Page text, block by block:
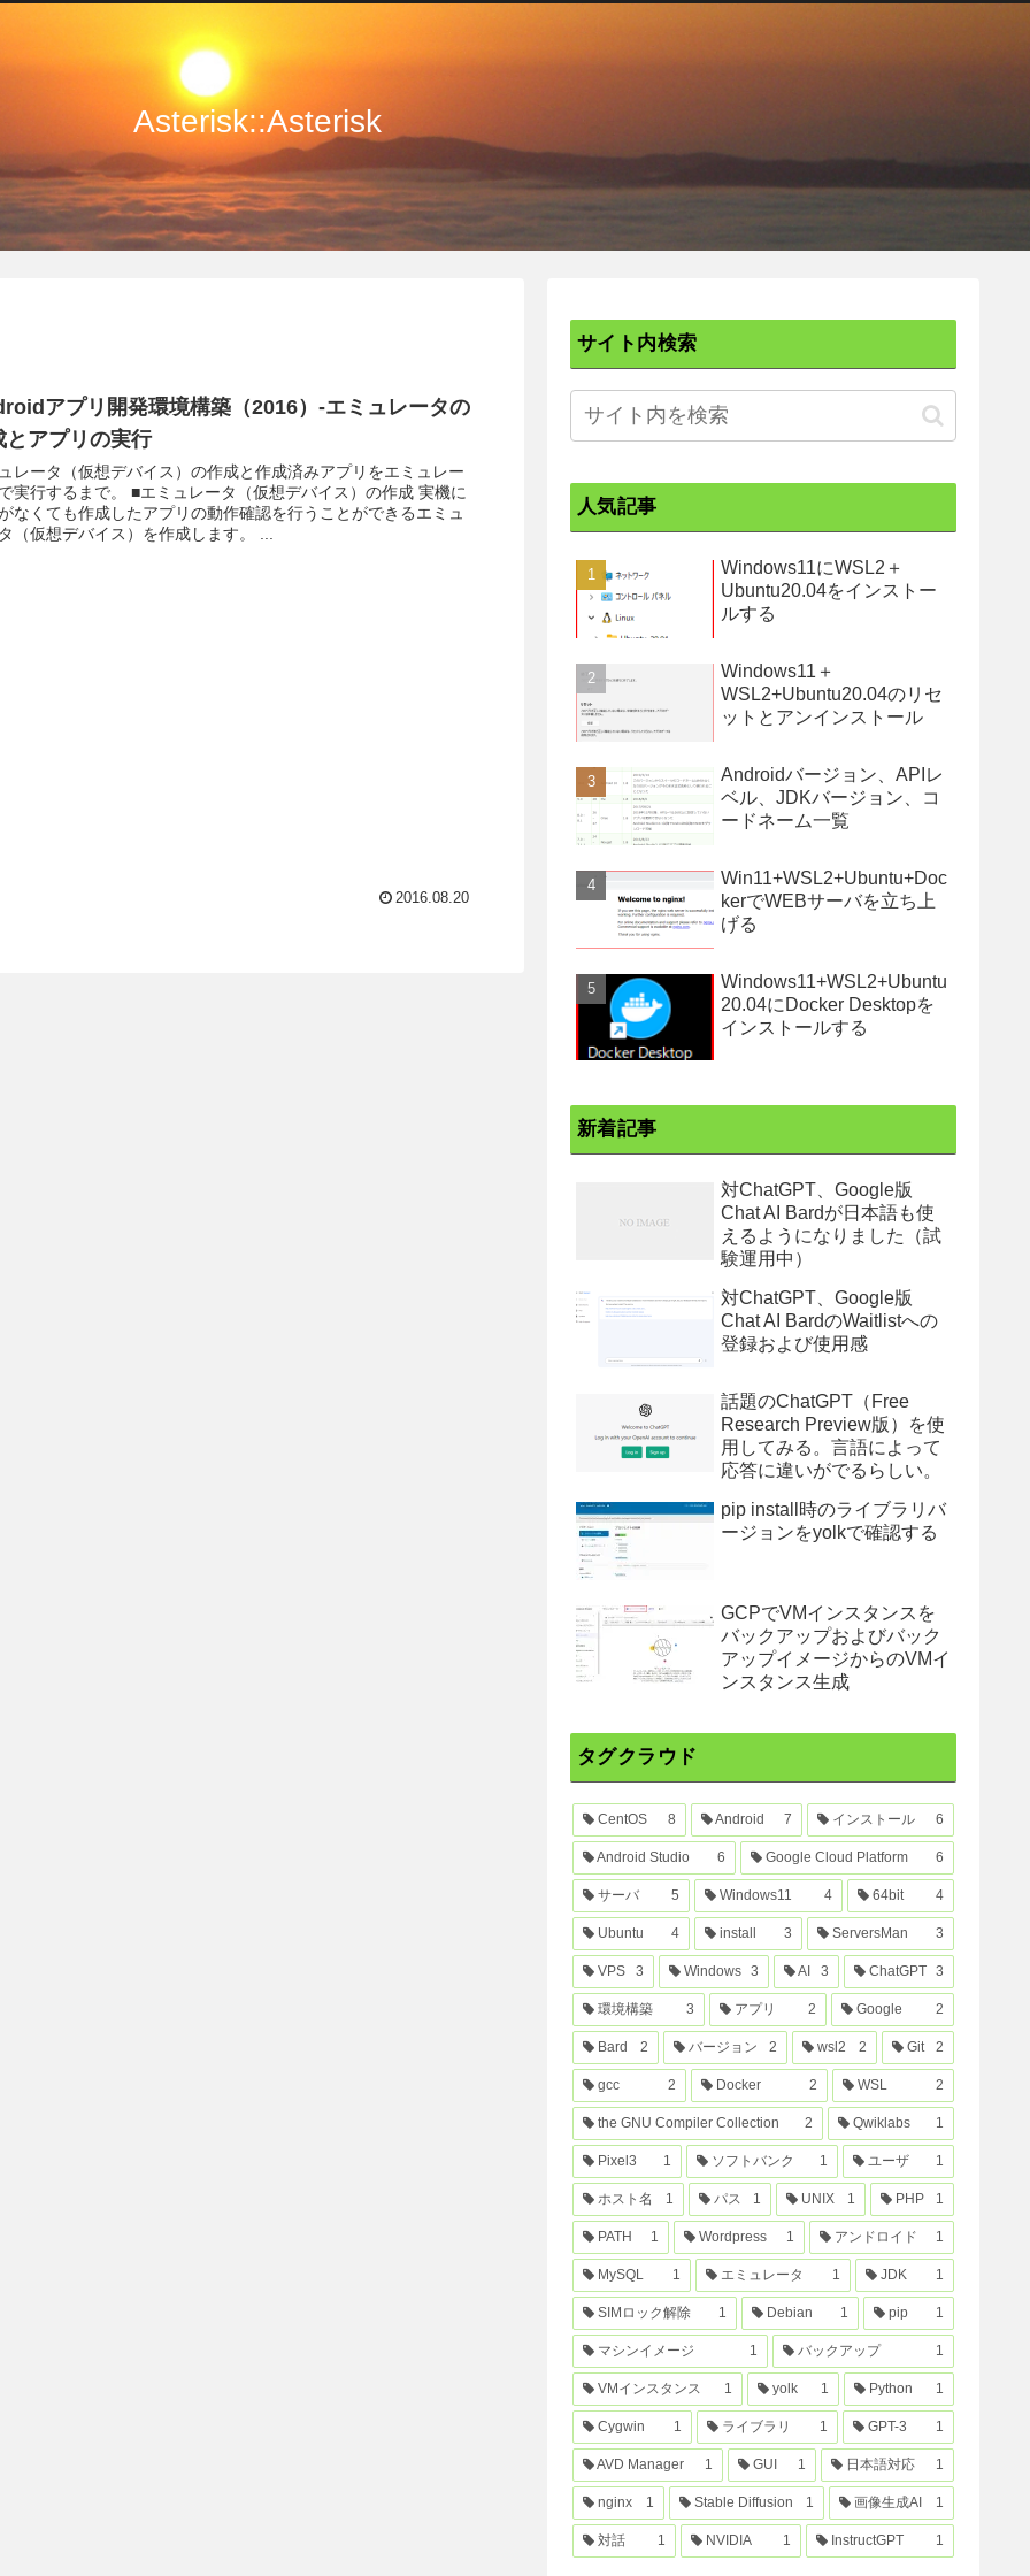
Asterisk::Asterisk
アプリ開発環境構築（2016）-エミュレータの
とアプリの実行
レータ（仮想デバイス）の作成と作成済みアプリをエミュレー
で。 ■エミュレータ（仮想デバイス）の作成 実機に
なくても作成したアプリの動作確認を行うことができるエミュ
（仮想デバイス）を作成します。 ...
2016.08.20
サイト内検索
人気記事
Windows11にWSL2＋
Ubuntu20.04をインストー
ルする
Windows11＋
WSL2+Ubuntu20.04のリセ
ットとアンインストール
Androidバージョン、APIレ
ベル、JDKバージョン、コ
ードネーム一覧
Win11+WSL2+Ubuntu+Doc
kerでWEBサーバを立ち上
げる
Windows11+WSL2+Ubuntu
20.04にDocker Desktopを
インストールする
新着記事
対ChatGPT、Google版
Chat AI Bardが日本語も使
えるようになりました（試
験運用中）
対ChatGPT、Google版
Chat AI BardのWaitlistへの
登録および使用感
話題のChatGPT（Free
Research Preview版）を使
用してみる。言語によって
応答に違いがでるらしい。
pip install時のライブラリバ
ージョンをyolkで確認する
GCPでVMインスタンスを
バックアップおよびバック
アップイメージからのVMイ
ンスタンス生成
タグクラウド
CentOS 8 Android 7 インストール 6
Android Studio 6 Google Cloud Platform 6
サーバ 5 Windows11 4 64bit 4
Ubuntu 4 install 3 ServersMan 3
VPS 3 Windows 3 AI 3 ChatGPT 3
環境構築 3 アプリ 2 Google 2
Bard 2 バージョン 2 wsl2 2 Git 2
gcc 2 Docker 2 WSL 2
the GNU Compiler Collection 2 Qwiklabs 1
Pixel3 1 ソフトバンク 1 ユーザ 1
ホスト名 1 パス 1 UNIX 1 PHP 1
PATH 1 Wordpress 1 アンドロイド 1
MySQL 1 エミュレータ 1 JDK 1
SIMロック解除 1 Debian 1 pip 1
マシンイメージ 1 バックアップ 1
VMインスタンス 1 yolk 1 Python 1
Cygwin 1 ライブラリ 1 GPT-3 1
AVD Manager 1 GUI 1 日本語対応 1
nginx 1 Stable Diffusion 1 画像生成AI 1
対話 1 NVIDIA 1 InstructGPT 1